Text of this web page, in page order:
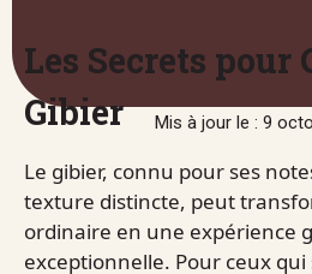
Mis à jour le : 9
Les Secrets pour
Gibier
Le gibier, connu pour ses
texture distincte, peut
ordinaire en une expérience
exceptionnelle. Pour ceux